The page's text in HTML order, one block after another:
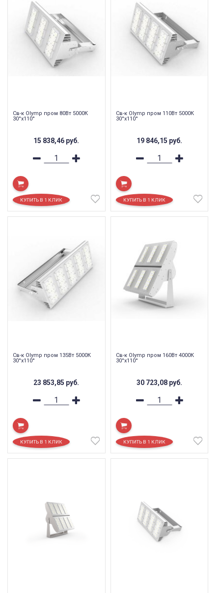
Св-к Olymp пром 80Вт 5000К
30°х110°
15 838,46 руб.
Св-к Olymp пром 110Вт 5000К
30°х110°
19 846,15 руб.
Св-к Olymp пром 135Вт 5000К
30°х110°
23 853,85 руб.
Св-к Olymp пром 160Вт 4000К
30°х110°
30 723,08 руб.